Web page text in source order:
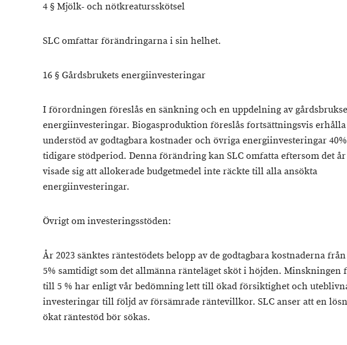
4 § Mjölk- och nötkreatursskötsel
SLC omfattar förändringarna i sin helhet.
16 § Gårdsbrukets energiinvesteringar
I förordningen föreslås en sänkning och en uppdelning av
energiinvesteringar. Biogasproduktion föreslås fortsättningsvis erhålla
understöd av godtagbara kostnader och övriga energiinvesteringar
tidigare stödperiod. Denna förändring kan SLC omfatta eftersom det år
visade sig att allokerade budgetmedel inte räckte till alla ansökta
energiinvesteringar.
Övrigt om investeringsstöden:
År 2023 sänktes räntestödets belopp av de godtagbara kostnaderna
5% samtidigt som det allmänna ränteläget sköt i höjden. Minskningen
till 5 % har enligt vår bedömning lett till ökad försiktighet och
investeringar till följd av försämrade räntevillkor. SLC anser att en
ökat räntestöd bör sökas.